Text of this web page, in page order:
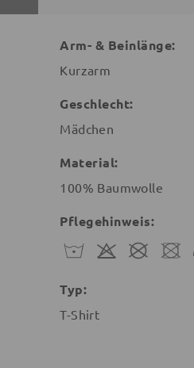
Arm- & Beinlänge:
Kurzarm
Geschlecht:
Mädchen
Material:
100% Baumwolle
Pflegehinweis:
Typ:
T-Shirt